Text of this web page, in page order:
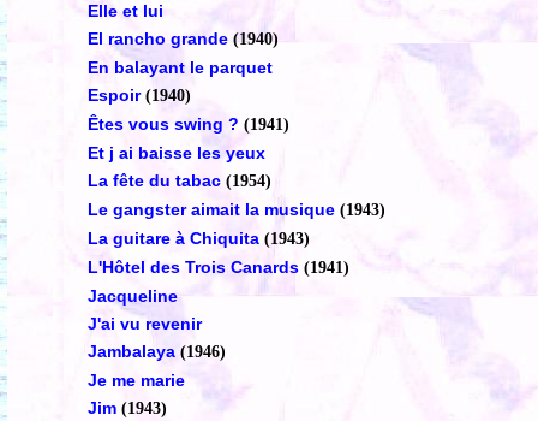
Elle et lui
El rancho grande (1940)
En balayant le parquet
Espoir (1940)
Êtes vous swing ? (1941)
Et j ai baisse les yeux
La fête du tabac (1954)
Le gangster aimait la musique (1943)
La guitare à Chiquita (1943)
L'Hôtel des Trois Canards (1941)
Jacqueline
J'ai vu revenir
Jambalaya (1946)
Je me marie
Jim (1943)